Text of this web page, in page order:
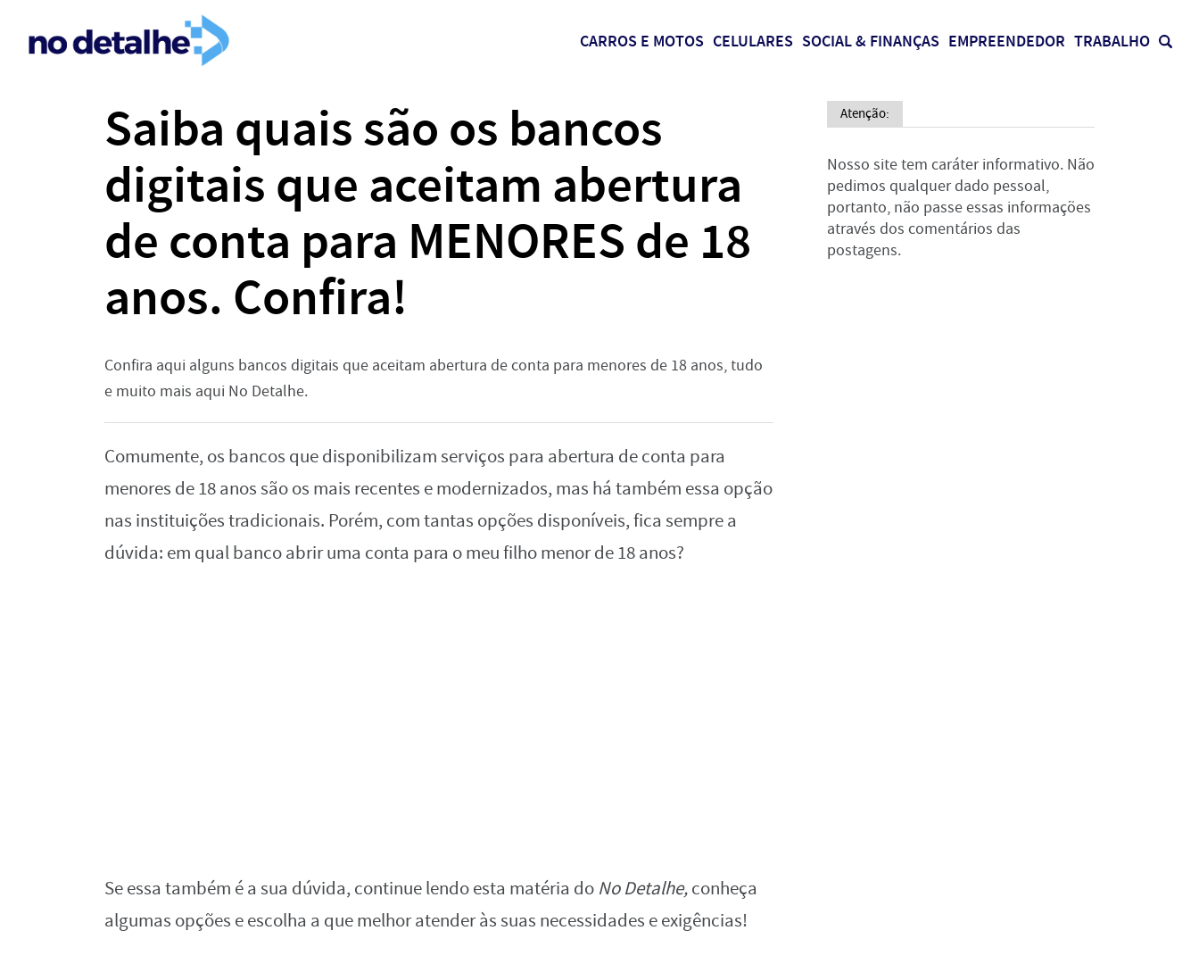
CARROS E MOTOS CELULARES SOCIAL & FINANÇAS EMPREENDEDOR TRABALHO
Saiba quais são os bancos
digitais que aceitam abertura
de conta para MENORES de 18
anos. Confira!
Confira aqui alguns bancos digitais que aceitam abertura de conta para menores de 18 anos, tudo
e muito mais aqui No Detalhe.
Comumente, os bancos que disponibilizam serviços para abertura de conta para
menores de 18 anos são os mais recentes e modernizados, mas há também essa opção
nas instituições tradicionais. Porém, com tantas opções disponíveis, fica sempre a
dúvida: em qual banco abrir uma conta para o meu filho menor de 18 anos?
Se essa também é a sua dúvida, continue lendo esta matéria do No Detalhe,conheça
algumas opções e escolha a que melhor atender às suas necessidades e exigências!
Atenção:
Nosso site tem caráter informativo. Não
pedimos qualquer dado pessoal,
portanto, não passe essas informações
através dos comentários das
postagens.